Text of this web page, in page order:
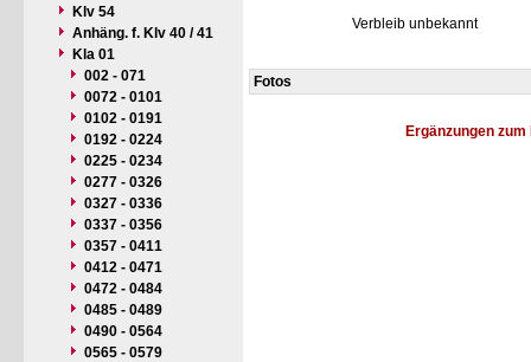
Klv 54
Anhäng. f. Klv 40 / 41
Kla 01
002 - 071
0072 - 0101
0102 - 0191
0192 - 0224
0225 - 0234
0277 - 0326
0327 - 0336
0337 - 0356
0357 - 0411
0412 - 0471
0472 - 0484
0485 - 0489
0490 - 0564
0565 - 0579
Verbleib unbekannt
Fotos
Ergänzungen